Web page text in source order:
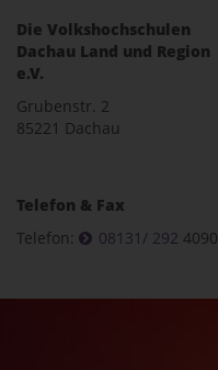
Die Volkshochschulen
Dachau Land und Region
e.V.
Grubenstr. 2
85221 Dachau
Telefon & Fax
Telefon:
08131/ 292 4090